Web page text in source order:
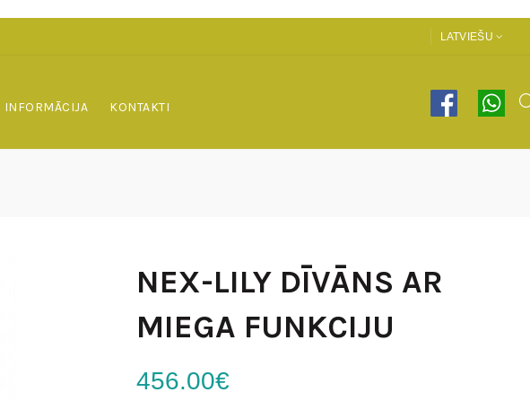
LATVIEŠU
INFORMĀCIJA KONTAKTI
NEX-LILY DĪVĀNS AR
MIEGA FUNKCIJU
456.00€